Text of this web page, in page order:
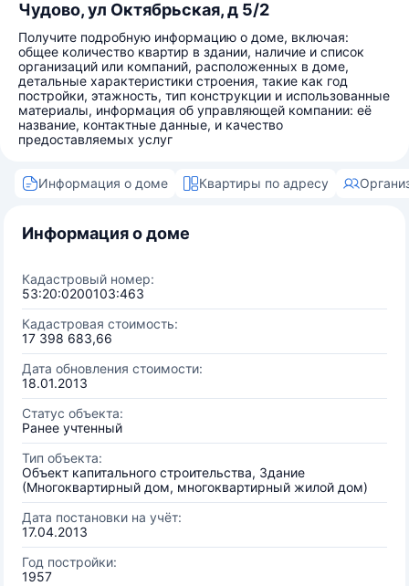
Чудово, ул Октябрьская, д 5/2
Получите подробную информацию о доме, включая:
общее количество квартир в здании, наличие и список
организаций или компаний, расположенных в доме,
детальные характеристики строения, такие как год
постройки, этажность, тип конструкции и использованные
материалы, информация об управляющей компании: её
название, контактные данные, и качество
предоставляемых услуг
Информация о доме Квартиры по адресу
Информация о доме
Кадастровый номер:
53:20:0200103:463
Кадастровая стоимость:
17 398 683,66
Дата обновления стоимости:
18.01.2013
Статус объекта:
Ранее учтенный
Тип объекта:
Объект капитального строительства, Здание
(Многоквартирный дом, многоквартирный жилой дом)
Дата постановки на учёт:
17.04.2013
Год постройки:
1957